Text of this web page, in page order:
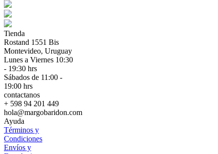
Tienda
Rostand 1551 Bis
Montevideo, Uruguay
Lunes a Viernes 10:30
- 19:30 hrs
Sábados de 11:00 -
19:00 hrs
contactanos
+ 598 94 201 449
hola@margobaridon.com
Ayuda
Términos y
Condiciones
Envíos y